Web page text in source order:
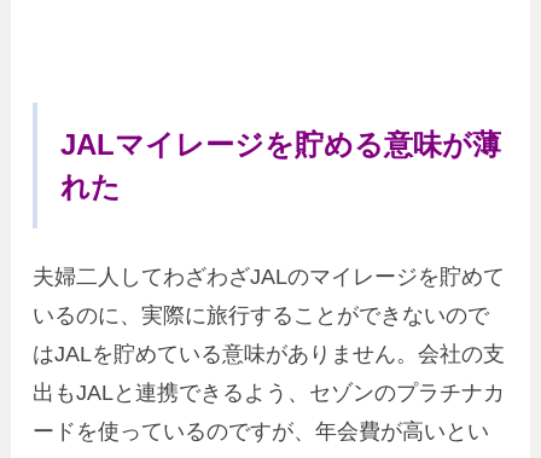
JALマイレージを貯める意味が薄
れた
夫婦二人してわざわざJALのマイレージを貯めて
いるのに、実際に旅行することができないので
はJALを貯めている意味がありません。会社の支
出もJALと連携できるよう、セゾンのプラチナカ
ードを使っているのですが、年会費が高いとい